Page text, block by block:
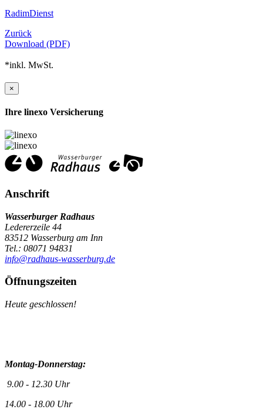
RadimDienst
Zurück
Download (PDF)
*inkl. MwSt.
×
Ihre linexo Versicherung
Anschrift
Wasserburger Radhaus
Ledererzeile 44
83512 Wasserburg am Inn
Tel.: 08071 94831
info@radhaus-wasserburg.de
Öffnungszeiten
Heute geschlossen!
Montag-Donnerstag:
9.00 - 12.30 Uhr
14.00 - 18.00 Uhr